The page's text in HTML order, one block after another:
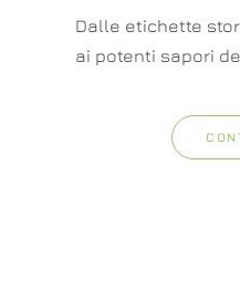
Dalle etichette
ai potenti sapori